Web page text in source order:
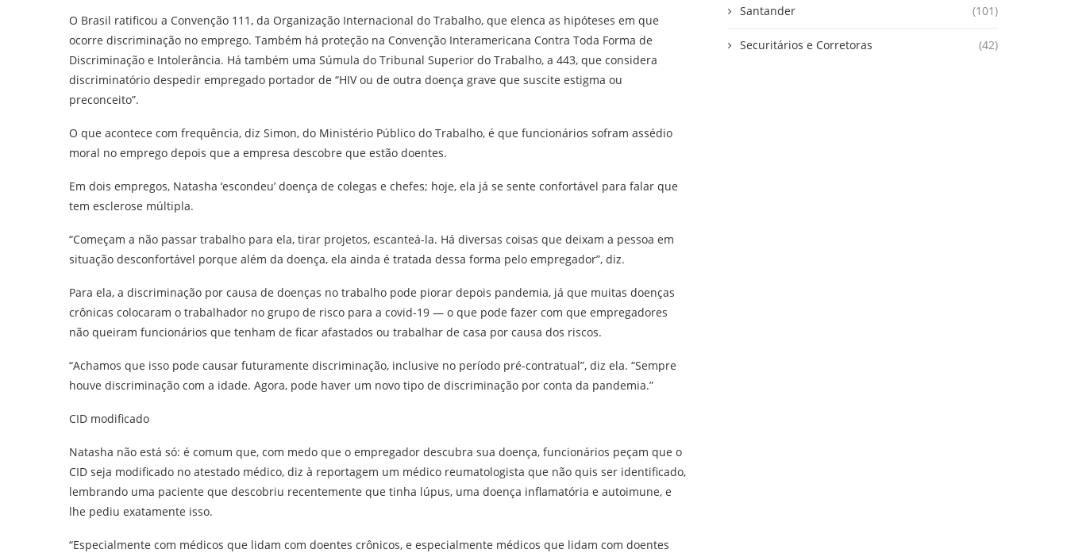
O Brasil ratificou a Convenção 111, da Organização Internacional do Trabalho, que elenca as hipóteses em que
ocorre discriminação no emprego. Também há proteção na Convenção Interamericana Contra Toda Forma de
Discriminação e Intolerância. Há também uma Súmula do Tribunal Superior do Trabalho, a 443, que considera
discriminatório despedir empregado portador de “HIV ou de outra doença grave que suscite estigma ou
preconceito”.
O que acontece com frequência, diz Simon, do Ministério Público do Trabalho, é que funcionários sofram assédio
moral no emprego depois que a empresa descobre que estão doentes.
Em dois empregos, Natasha ‘escondeu’ doença de colegas e chefes; hoje, ela já se sente confortável para falar que
tem esclerose múltipla.
“Começam a não passar trabalho para ela, tirar projetos, escanteá-la. Há diversas coisas que deixam a pessoa em
situação desconfortável porque além da doença, ela ainda é tratada dessa forma pelo empregador”, diz.
Para ela, a discriminação por causa de doenças no trabalho pode piorar depois pandemia, já que muitas doenças
crônicas colocaram o trabalhador no grupo de risco para a covid-19 — o que pode fazer com que empregadores
não queiram funcionários que tenham de ficar afastados ou trabalhar de casa por causa dos riscos.
“Achamos que isso pode causar futuramente discriminação, inclusive no período pré-contratual”, diz ela. “Sempre
houve discriminação com a idade. Agora, pode haver um novo tipo de discriminação por conta da pandemia.”
CID modificado
Natasha não está só: é comum que, com medo que o empregador descubra sua doença, funcionários peçam que o
CID seja modificado no atestado médico, diz à reportagem um médico reumatologista que não quis ser identificado,
lembrando uma paciente que descobriu recentemente que tinha lúpus, uma doença inflamatória e autoimune, e
lhe pediu exatamente isso.
“Especialmente com médicos que lidam com doentes crônicos, e especialmente médicos que lidam com doentes
Santander (101)
Securitários e Corretoras (42)